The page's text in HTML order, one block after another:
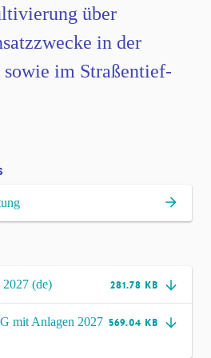
über
in der
im Straßentief-
(de) 281.78 KB
mit Anlagen 2027 569.04 KB